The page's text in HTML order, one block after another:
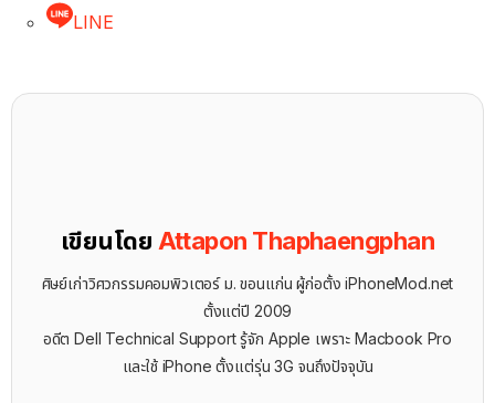
LINE
เขียนโดย Attapon Thaphaengphan
ศิษย์เก่าวิศวกรรมคอมพิวเตอร์ ม. ขอนแก่น ผู้ก่อตั้ง iPhoneMod.net
ตั้งแต่ปี 2009
อดีต Dell Technical Support รู้จัก ​Apple เพราะ Macbook Pro
และใช้ iPhone ตั้งแต่รุ่น 3G จนถึงปัจจุบัน